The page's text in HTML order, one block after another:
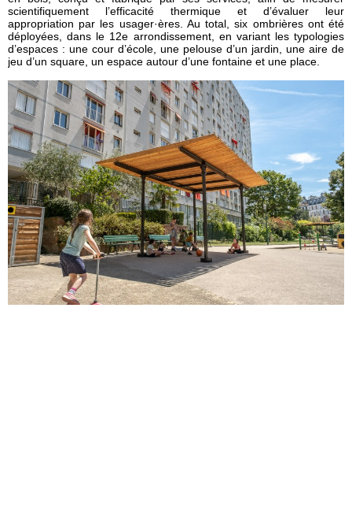
scientifiquement l’efficacité thermique et d’évaluer leur
appropriation par les usager·ères. Au total, six ombrières ont été
déployées, dans le 12e arrondissement, en variant les typologies
d’espaces : une cour d’école, une pelouse d’un jardin, une aire de
jeu d’un square, un espace autour d’une fontaine et une place.